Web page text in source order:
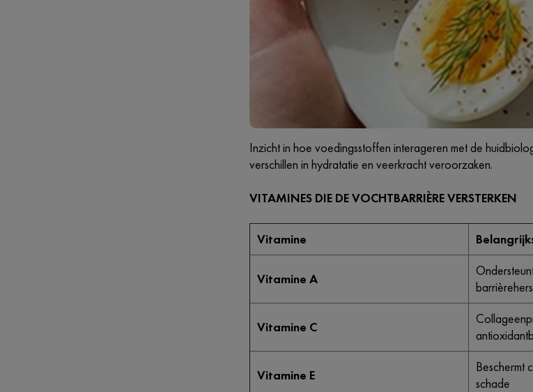
Inzicht in hoe voedingsstoffen interageren met de
verschillen in hydratatie en veerkracht veroorzaken.
VITAMINES DIE DE VOCHTBARRIÈRE VERSTERKEN
Vitamine
Vitamine A
Vitamine C
Vitamine E
Beschermt
schade